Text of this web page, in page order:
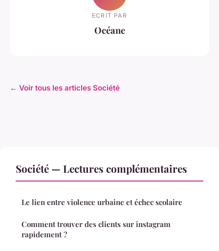
ECRIT PAR
Océane
← Voir tous les articles Société
Société — Lectures complémentaires
Le lien entre violence urbaine et échec scolaire
Comment trouver des clients sur instagram
rapidement ?